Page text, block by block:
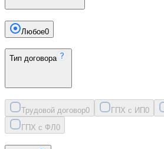
Любое0
Тип договора
Трудовой договор0 ГПХ с ИП0
ГПХ с ФЛ 0